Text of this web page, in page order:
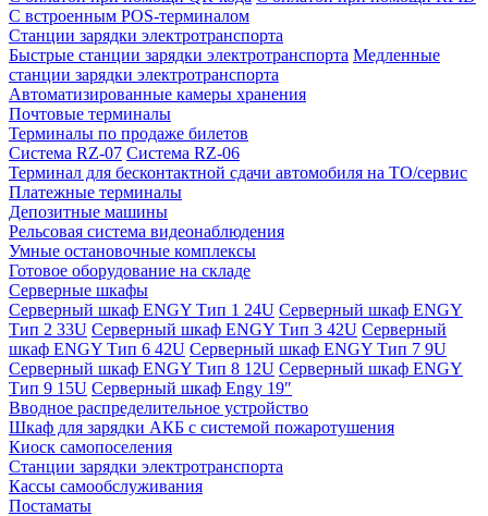
С встроенным POS-терминалом
Станции зарядки электротранспорта
Быстрые станции зарядки электротранспорта Медленные
станции зарядки электротранспорта
Автоматизированные камеры хранения
Почтовые терминалы
Терминалы по продаже билетов
Система RZ-07 Система RZ-06
Терминал для бесконтактной сдачи автомобиля на ТО/сервис
Платежные терминалы
Депозитные машины
Рельсовая система видеонаблюдения
Умные остановочные комплексы
Готовое оборудование на складе
Серверные шкафы
Серверный шкаф ENGY Тип 1 24U Серверный шкаф ENGY
Тип 2 33U Серверный шкаф ENGY Тип 3 42U Серверный
шкаф ENGY Тип 6 42U Серверный шкаф ENGY Тип 7 9U
Серверный шкаф ENGY Тип 8 12U Серверный шкаф ENGY
Тип 9 15U Серверный шкаф Engy 19″
Вводное распределительное устройство
Шкаф для зарядки АКБ с системой пожаротушения
Киоск самопоселения
Станции зарядки электротранспорта
Кассы самообслуживания
Постаматы